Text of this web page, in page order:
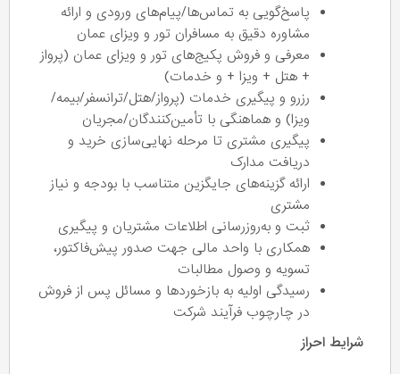
پاسخ‌گویی به تماس‌ها/پیام‌های ورودی و ارائه
مشاوره دقیق به مسافران تور و ویزای عمان
معرفی و فروش پکیج‌های تور و ویزای عمان (پرواز
+ هتل + ویزا + و خدمات)
رزرو و پیگیری خدمات (پرواز/هتل/ترانسفر/بیمه/
ویزا) و هماهنگی با تأمین‌کنندگان/مجریان
پیگیری مشتری تا مرحله نهایی‌سازی خرید و
دریافت مدارک
ارائه گزینه‌های جایگزین متناسب با بودجه و نیاز
مشتری
ثبت و به‌روزرسانی اطلاعات مشتریان و پیگیری‌
همکاری با واحد مالی جهت صدور پیش‌فاکتور،
تسویه و وصول مطالبات
رسیدگی اولیه به بازخوردها و مسائل پس از فروش
در چارچوب فرآیند شرکت
شرایط احراز